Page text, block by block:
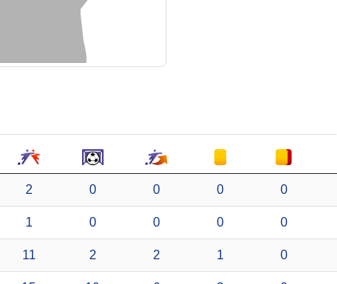
2 0 0 0 0
1 0 0 0 0
11 2 2 1 0